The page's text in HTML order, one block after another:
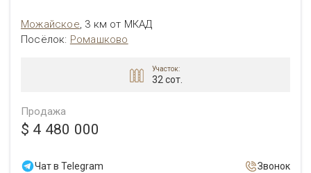
Можайское, 3 км от МКАД
Посёлок: Ромашково
Участок:
32 сот.
Продажа
$ 4 480 000
Чат в Telegram Звонок